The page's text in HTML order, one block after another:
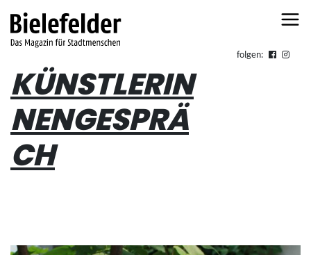
folgen:
KÜNSTLERIN
NENGESPRÄ
CH